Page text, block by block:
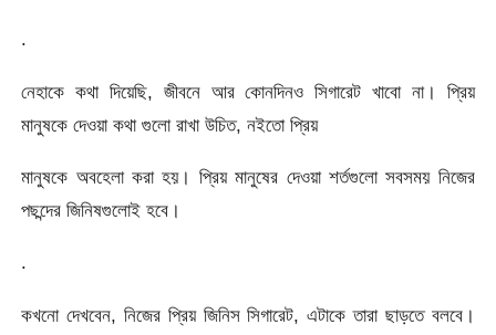
.
নেহাকে কথা দিয়েছি, জীবনে আর কোনদিনও সিগারেট খাবো না। প্রিয়
মানুষকে দেওয়া কথা গুলো রাখা উচিত, নইতো প্রিয়
মানুষকে অবহেলা করা হয়। প্রিয় মানুষের দেওয়া শর্তগুলো সবসময় নিজের
পছন্দের জিনিষগুলোই হবে।
.
কখনো দেখবেন, নিজের প্রিয় জিনিস সিগারেট, এটাকে তারা ছাড়তে বলবে।